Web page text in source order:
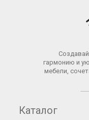
гармонию и
мебели,
Каталог